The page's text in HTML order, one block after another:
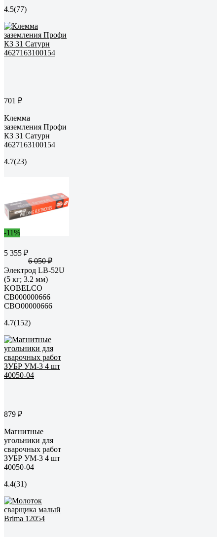
4.5(77)
701 ₽
Клемма
заземления Профи
КЗ 31 Сатурн
4627163100154
4.7(23)
-11%
5 355 ₽
6 050 ₽
Электрод LB-52U
(5 кг; 3.2 мм)
KOBELCO
СВ000000666
СВО00000666
4.7(152)
879 ₽
Магнитные
угольники для
сварочных работ
ЗУБР УМ-3 4 шт
40050-04
4.4(31)